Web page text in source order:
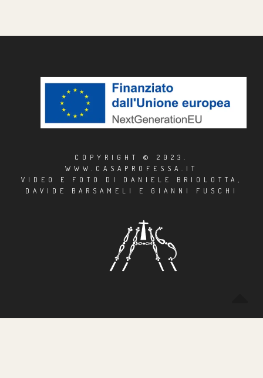
COPYRIGHT © 2023.
WWW.CASAPROFESSA.IT
VIDEO E FOTO DI DANIELE BRIOLOTTA,
DAVIDE BARSAMELI E GIANNI FUSCHI